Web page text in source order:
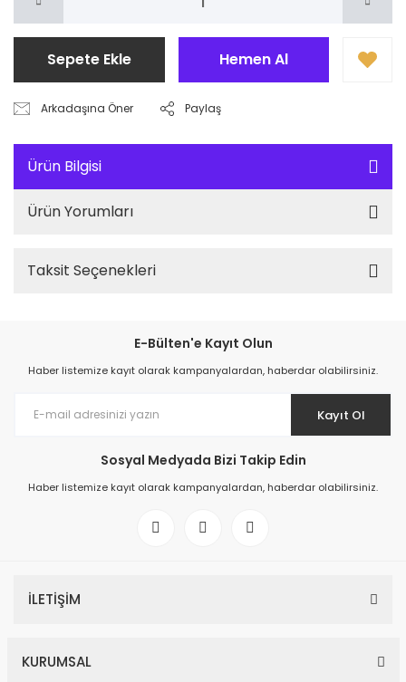
Sepete Ekle Hemen Al
Arkadaşına Öner Paylaş
Ürün Bilgisi
Ürün Yorumları
Taksit Seçenekleri
E-Bülten'e Kayıt Olun
Haber listemize kayıt olarak kampanyalardan, haberdar olabilirsiniz.
Kayıt Ol
Sosyal Medyada Bizi Takip Edin
Haber listemize kayıt olarak kampanyalardan, haberdar olabilirsiniz.
İLETİŞİM
KURUMSAL